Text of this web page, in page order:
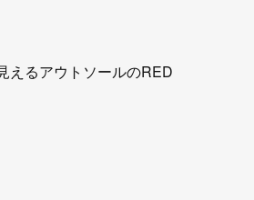
えるアウトソールのRED